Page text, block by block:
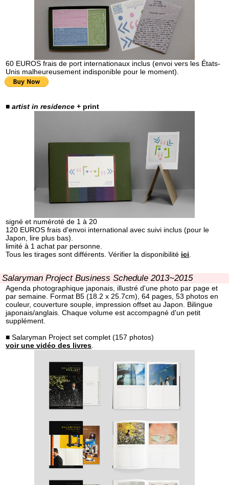
60 EUROS frais de port internationaux inclus (envoi vers les États-
Unis malheureusement indisponible pour le moment).
■artist in residence + print
signé et numéroté de 1 à 20
120 EUROS frais d'envoi international avec suivi inclus (pour le
Japon, lire plus bas).
limité à 1 achat par personne.
Tous les tirages sont différents. Vérifier la disponibilité ici.
Salaryman Project Business Schedule 2013~2015
Agenda photographique japonais, illustré d'une photo par page et
par semaine. Format B5 (18.2 x 25.7cm), 64 pages, 53 photos en
couleur, couverture souple, impression offset au Japon. Bilingue
japonais/anglais. Chaque volume est accompagné d'un petit
supplément.
■ Salaryman Project set complet (157 photos)
voir une vidéo des livres.